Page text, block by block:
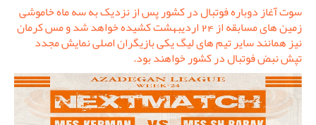
سوت آغاز دوباره فوتبال در کشور پس از نزدیک به سه ماه خاموشی
زمین های مسابقه از 24 اردیبهشت کشیده خواهد شد و مس کرمان
نیز همانند سایر تیم های لیگ یکی بازیگران اصلی نمایش مجدد
تپش نبض فوتبال در کشور خواهند بود.